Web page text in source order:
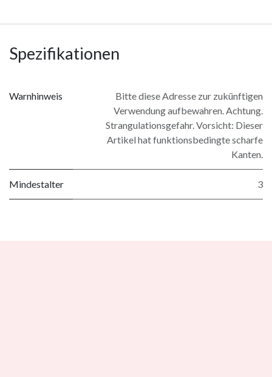
Spezifikationen
Warnhinweis
Bitte diese Adresse zur zukünftigen
Verwendung aufbewahren. Achtung.
Strangulationsgefahr. Vorsicht: Dieser
Artikel hat funktionsbedingte scharfe
Kanten.
Mindestalter 3